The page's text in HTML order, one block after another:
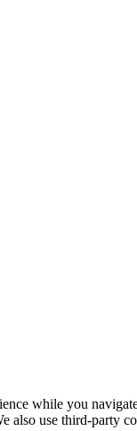
while you
also use third-party